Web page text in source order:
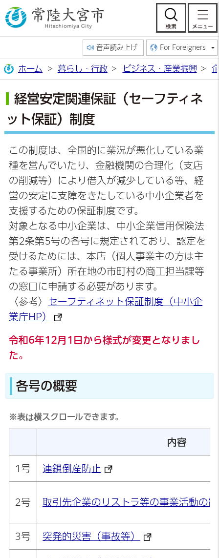
常陸大宮市公
検
音声読み上げ For Foreigners
ホーム 暮らし・行政 ビジネス・産業振興
経営安定関連保証（セーフティネ
ット保証）制度
この制度は、全国的に業況が悪化している業
種を営んでいたり、金融機関の合理化（支店
の削減等）により借入が減少している等、経
営の安定に支障をきたしている中小企業者を
支援するための保証制度です。
対象となる中小企業は、中小企業信用保険法
第2条第5号の各号に規定されており、認定を
受けるためには、本店（個人事業主の方は主
たる事業所）所在地の市町村の商工担当課等
の窓口に申請する必要があります。
〈参考〉 セーフティネット保証制度（中小企
業庁HP）
令和6年12月1日から様式が変更となりまし
た。
各号の概要
※表は横スクロールできます。
内容
1号 連鎖倒産防止
2号 取引先企業のリストラ等の事業活動の
3号 突発的災害（事故等）